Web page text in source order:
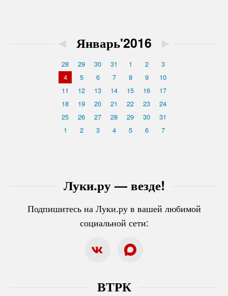
Луки.ру — везде!
Подпишитесь на Луки.ру в вашей любимой
социальной сети:
◄ Январь'2016 ►
28 29 30 31 1 2
3
4
5 6 7 8 9
10
11
12 13 14 15 16
17
18
19 20 21 22 23
24
25
26 27 28 29 30
31
1
2 3 4 5 6 7
ВТРК